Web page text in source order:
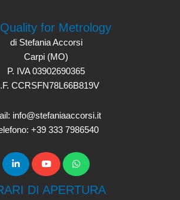
for Metrology
di Stefania Accorsi
Carpi (MO)
P. IVA 03902690365
CCRSFN78L66B819V
info@stefaniaaccorsi.it
+39 333 7986540
DI APERTURA